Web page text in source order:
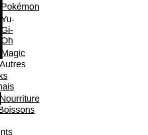
Pokémon
Yu-
Gi-
Oh
Magic
Autres
Nourriture